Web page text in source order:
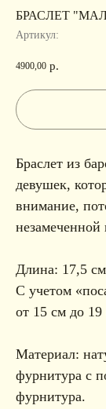
БРАСЛЕТ
Артикул:
4900,00 р.
Браслет из
девушек,
внимание,
Длина: 17,5
С учетом
от 15 см до 19
Материал:
фурнитура с
фурнитура.